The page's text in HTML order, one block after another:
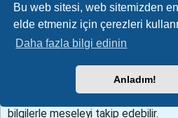
Bu web sitesi, web sitemizden
elde etmeniz için çerezleri
Daha fazla bilgi edinin
Anladım!
Bunu duyduğumuz için üzgünüz.
sunduğu e-posta gönderme işlevi
birçok önlemi almış durumda.
kopyasını mesaj panosu
aldığınız e-posta’nın başlık
vs.) iletmeyi unutmayın, bu kısımda
kullanıcı hakkında bilgiler bulunur.
bilgilerle meseleyi takip edebilir.